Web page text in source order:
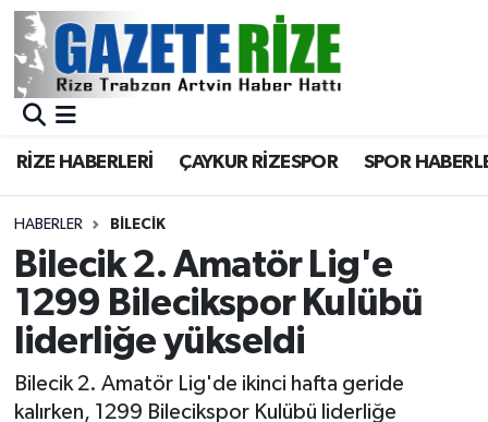
RİZE HABERLERİ ÇAYKUR RİZESPOR SPOR
HABERLER BILECIK
Bilecik 2. Amatör Lig'e
1299 Bilecikspor Kulübü
liderliğe yükseldi
Bilecik 2. Amatör Lig'de ikinci hafta geride
kalırken, 1299 Bilecikspor Kulübü liderliğe
BÖLGEMİZ
Asayiş
Rize Jandarma Komutanlığı
Bilim Teknoloji
Bölge
Advertising news
Merkez Nöbetçi Eczaneler
Merkez Trafik Yoğunluk Haritası
Süper Lig Puan Durumu ve Fikstür
Tüm Manşetler
Son Dakika Haberleri
Haber Arşivi